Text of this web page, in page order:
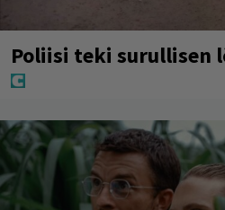
Poliisi teki surullisen